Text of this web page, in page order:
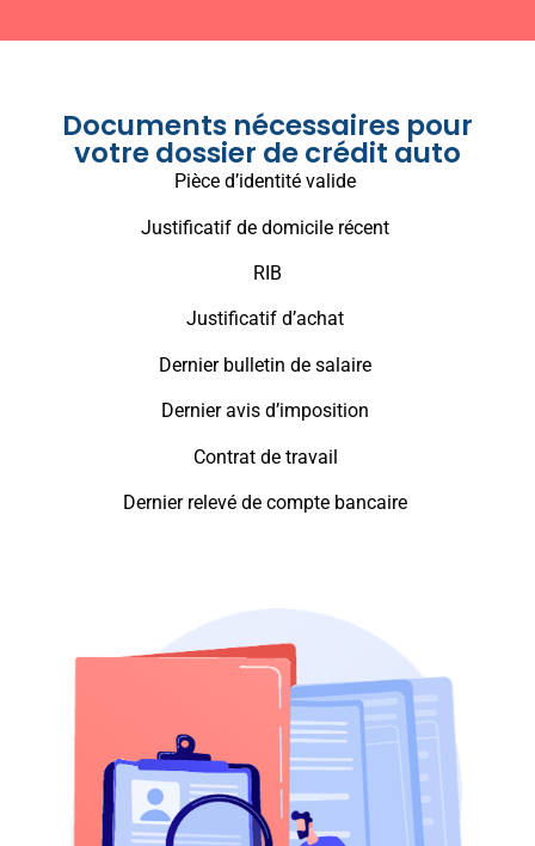
Documents nécessaires pour
votre dossier de crédit auto
Pièce d’identité valide
Justificatif de domicile récent
RIB
Justificatif d’achat
Dernier bulletin de salaire
Dernier avis d’imposition
Contrat de travail
Dernier relevé de compte bancaire